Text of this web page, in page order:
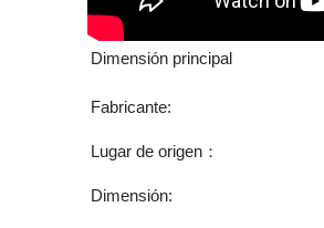
Dimensión principal
Fabricante:
Lugar de origen：
Dimensión: